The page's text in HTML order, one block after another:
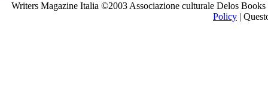
Writers Magazine Italia ©2003 Associazione culturale Delos
Policy |